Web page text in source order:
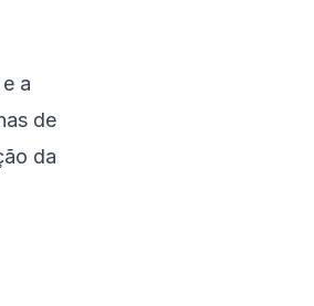
a
de
da